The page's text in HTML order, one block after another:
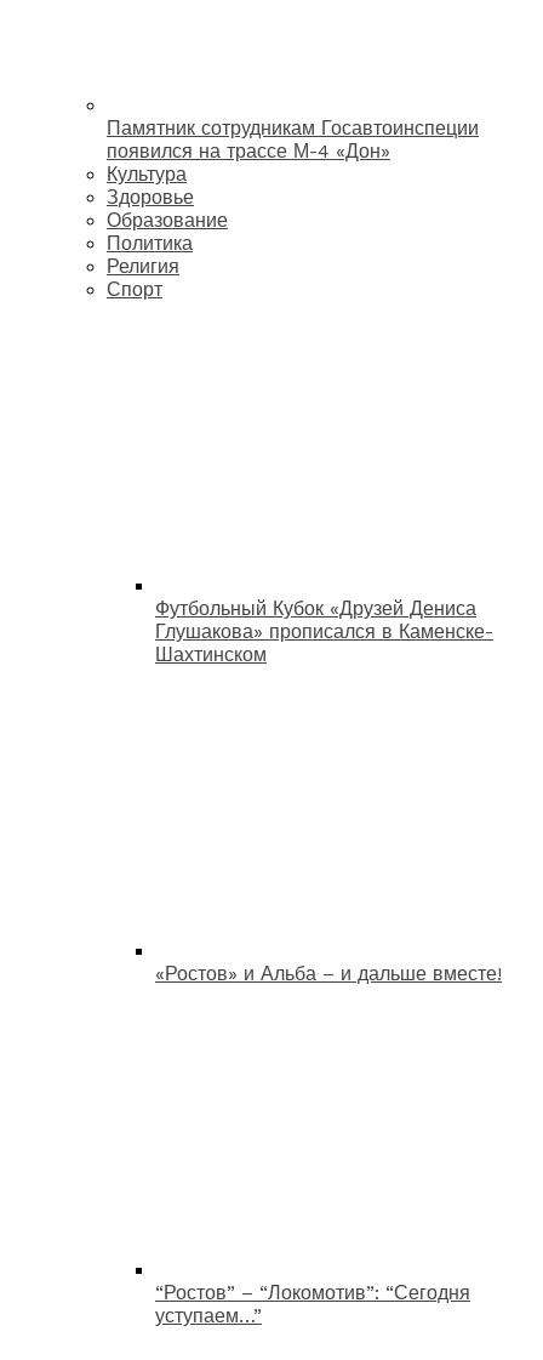
Памятник сотрудникам Госавтоинспеции
появился на трассе М-4 «Дон»
Культура
Здоровье
Образование
Политика
Религия
Спорт
Футбольный Кубок «Друзей Дениса
Глушакова» прописался в Каменске-
Шахтинском
«Ростов» и Альба – и дальше вместе!
“Ростов” – “Локомотив”: “Сегодня
уступаем…”